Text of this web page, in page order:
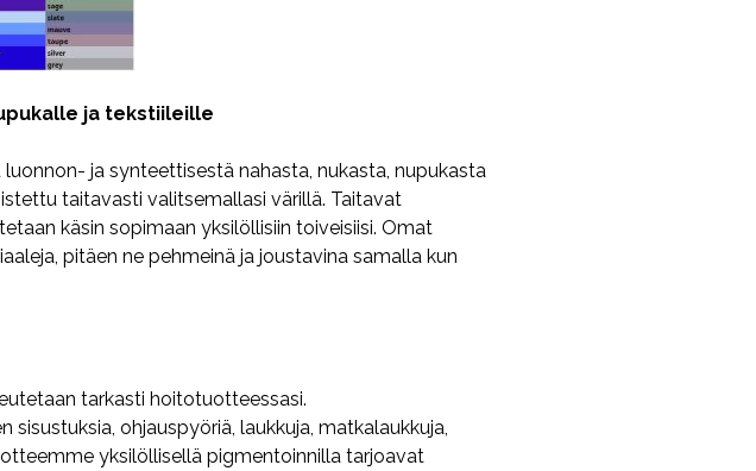
ja tekstiileille
ja synteettisestä nahasta, nukasta, nupukasta
taitavasti valitsemallasi värillä. Taitavat
käsin sopimaan yksilöllisiin toiveisiisi. Omat
pitäen ne pehmeinä ja joustavina samalla kun
tarkasti hoitotuotteessasi.
sisustuksia, ohjauspyöriä, laukkuja, matkalaukkuja,
yksilöllisellä pigmentoinnilla tarjoavat